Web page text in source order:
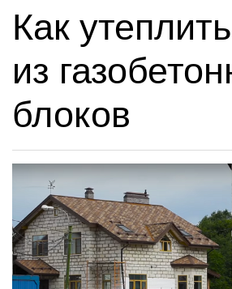
Как
из
блоков